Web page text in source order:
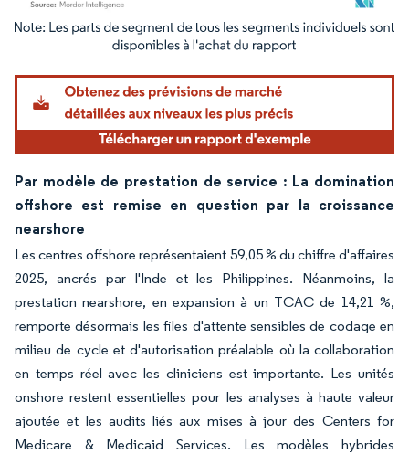
Image © Mordor Intelligence. La réutilisation nécessite une attribution sous CC BY
Par modèle de prestation de service : La domination
offshore est remise en question par la croissance
nearshore
Les centres offshore représentaient 59,05 % du chiffre d'affaires
2025, ancrés par l'Inde et les Philippines. Néanmoins, la
prestation nearshore, en expansion à un TCAC de 14,21 %,
remporte désormais les files d'attente sensibles de codage en
milieu de cycle et d'autorisation préalable où la collaboration
en temps réel avec les cliniciens est importante. Les unités
onshore restent essentielles pour les analyses à haute valeur
ajoutée et les audits liés aux mises à jour des Centers for
Medicare & Medicaid Services. Les modèles hybrides